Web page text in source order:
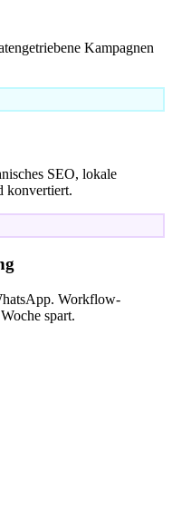
Kampagnen
SEO, lokale
konvertiert.
Workflow-
spart.